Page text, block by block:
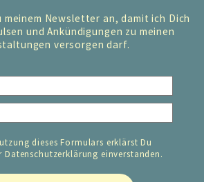
meinem Newsletter an, damit ich Dich
und Ankündigungen zu meinen
versorgen darf.
dieses Formulars erklärst Du
Datenschutzerklärung einverstanden.